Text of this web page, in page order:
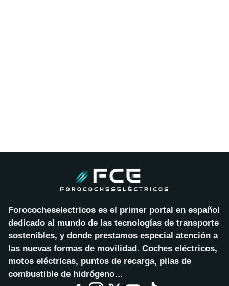
Forococheselectricos es el primer portal en español
dedicado al mundo de las tecnologías de transporte
sostenibles, y donde prestamos especial atención a
las nuevas formas de movilidad. Coches eléctricos,
motos eléctricas, puntos de recarga, pilas de
combustible de hidrógeno…